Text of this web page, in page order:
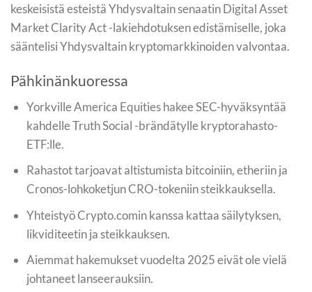
keskeisistä esteistä Yhdysvaltain senaatin Digital Asset
Market Clarity Act -lakiehdotuksen edistämiselle, joka
sääntelisi Yhdysvaltain kryptomarkkinoiden valvontaa.
Pähkinänkuoressa
Yorkville America Equities hakee SEC-hyväksyntää
kahdelle Truth Social -brändätylle kryptorahasto-
ETF:lle.
Rahastot tarjoavat altistumista bitcoiniin, etheriin ja
Cronos-lohkoketjun CRO-tokeniin steikkauksella.
Yhteistyö Crypto.comin kanssa kattaa säilytyksen,
likviditeetin ja steikkauksen.
Aiemmat hakemukset vuodelta 2025 eivät ole vielä
johtaneet lanseerauksiin.